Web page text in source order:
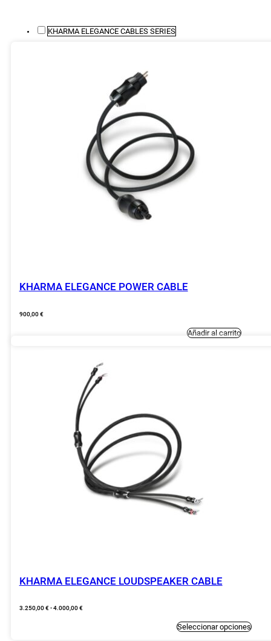
KHARMA ELEGANCE CABLES SERIES
KHARMA ELEGANCE POWER CABLE
900,00€
Añadir al carrito
KHARMA ELEGANCE LOUDSPEAKER CABLE
3.250,00€ - 4.000,00€Rango
Seleccionar opcionesEste